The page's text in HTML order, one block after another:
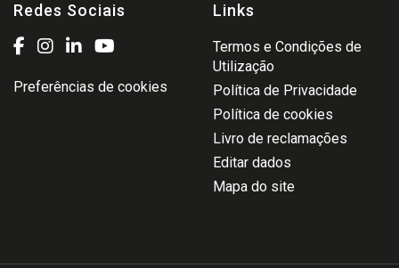
Redes Sociais
Preferências de cookies
Links
Termos e Condições de
Utilização
Política de Privacidade
Política de cookies
Livro de reclamações
Editar dados
Mapa do site